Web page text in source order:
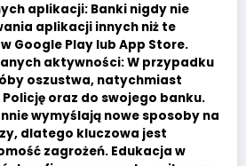
aplikacji: Banki nigdy nie
aplikacji innych niż te
Google Play lub App Store.
aktywności: W przypadku
oszustwa, natychmiast
Policję oraz do swojego banku.
wymyślają nowe sposoby na
dlatego kluczowa jest
zagrożeń. Edukacja w